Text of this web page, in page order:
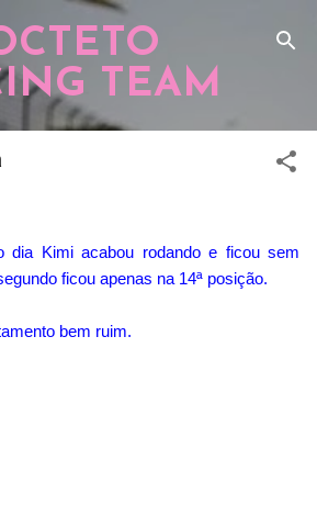
para o conteúdo principal
TEAM
dia Kimi acabou rodando e ficou sem
ficou apenas na 14ª posição.
bem ruim.